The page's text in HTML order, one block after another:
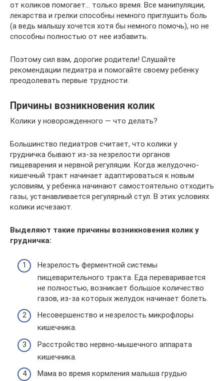
от коликов помогает… только время. Все манипуляции,
лекарства и грелки способны немного приглушить боль
(а ведь малышу хочется хотя бы немного помочь), но не
способны полностью от нее избавить.
Поэтому сил вам, дорогие родители! Слушайте
рекомендации педиатра и помогайте своему ребенку
преодолевать первые трудности.
Причины возникновения колик
Колики у новорожденного — что делать?
Большинство педиатров считает, что колики у
грудничка бывают из-за незрелости органов
пищеварения и нервной регуляции. Когда желудочно-
кишечный тракт начинает адаптироваться к новым
условиям, у ребенка начинают самостоятельно отходить
газы, устанавливается регулярный стул. В этих условиях
колики исчезают.
Выделяют такие причины возникновения колик у
грудничка:
Незрелость ферментной системы
пищеварительного тракта. Еда переваривается
не полностью, возникает большое количество
газов, из-за которых желудок начинает болеть.
Несовершенство и незрелость микрофлоры
кишечника.
Расстройство нервно-мышечного аппарата
кишечника.
Мама во время кормления малыша грудью